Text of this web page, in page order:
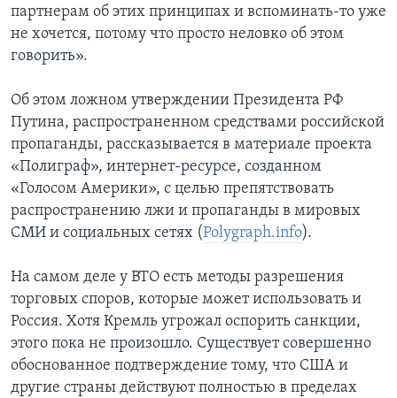
партнерам об этих принципах и вспоминать-то уже
не хочется, потому что просто неловко об этом
говорить».
Об этом ложном утверждении Президента РФ
Путина, распространенном средствами российской
пропаганды, рассказывается в материале проекта
«Полиграф», интернет-ресурсе, созданном
«Голосом Америки», с целью препятствовать
распространению лжи и пропаганды в мировых
СМИ и социальных сетях (Polygraph.info).
На самом деле у ВТО есть методы разрешения
торговых споров, которые может использовать и
Россия. Хотя Кремль угрожал оспорить санкции,
этого пока не произошло. Существует совершенно
обоснованное подтверждение тому, что США и
другие страны действуют полностью в пределах